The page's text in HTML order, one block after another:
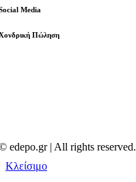
Media
Πώληση
edepo.gr | All rights reserved.
Κλείσιμο